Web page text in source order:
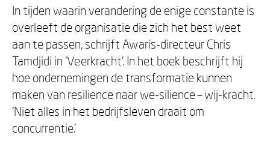
In tijden waarin verandering de enige constante is
overleeft de organisatie die zich het best weet
aan te passen, schrijft Awaris-directeur Chris
Tamdjidi in ‘Veerkracht’. In het boek beschrijft hij
hoe ondernemingen de transformatie kunnen
maken van resilience naar we-silience – wij-kracht.
‘Niet alles in het bedrijfsleven draait om
concurrentie.’